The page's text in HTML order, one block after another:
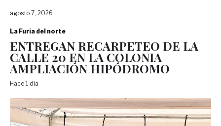
agosto 7, 2026
La Furia del norte
ENTREGAN RECARPETEO DE LA
CALLE 20 EN LA COLONIA
AMPLIACIÓN HIPÓDROMO
Hace 1 día